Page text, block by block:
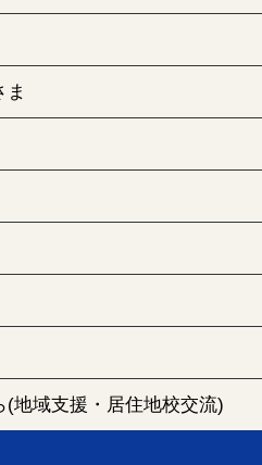
ま
地域支援・居住地校交流)